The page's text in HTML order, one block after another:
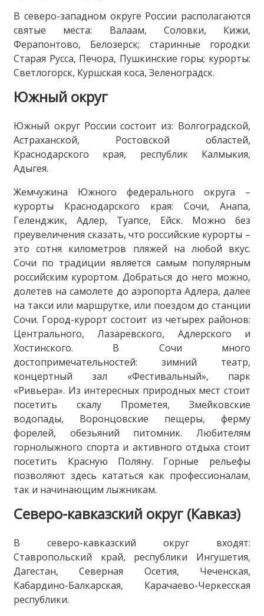
В северо-западном округе России располагаются
святые места: Валаам, Соловки, Кижи,
Ферапонтово, Белозерск; старинные городки:
Старая Русса, Печора, Пушкинские горы; курорты:
Светлогорск, Куршская коса, Зеленоградск.
Южный округ
Южный округ России состоит из: Волгоградской,
Астраханской, Ростовской областей,
Краснодарского края, республик Калмыкия,
Адыгея.
Жемчужина Южного федерального округа –
курорты Краснодарского края: Сочи, Анапа,
Геленджик, Адлер, Туапсе, Ейск. Можно без
преувеличения сказать, что российские курорты –
это сотня километров пляжей на любой вкус.
Сочи по традиции является самым популярным
российским курортом. Добраться до него можно,
долетев на самолете до аэропорта Адлера, далее
на такси или маршрутке, или поездом до станции
Сочи. Город-курорт состоит из четырех районов:
Центрального, Лазаревского, Адлерского и
Хостинского. В Сочи много
достопримечательностей: зимний театр,
концертный зал «Фестивальный», парк
«Ривьера». Из интересных природных мест стоит
посетить скалу Прометея, Змейковские
водопады, Воронцовские пещеры, ферму
форелей, обезьяний питомник. Любителям
горнолыжного спорта и активного отдыха стоит
посетить Красную Поляну. Горные рельефы
позволяют здесь кататься как профессионалам,
так и начинающим лыжникам.
Северо-кавказский округ (Кавказ)
В северо-кавказский округ входят:
Ставропольский край, республики Ингушетия,
Дагестан, Северная Осетия, Чеченская,
Кабардино-Балкарская, Карачаево-Черкесская
республики.